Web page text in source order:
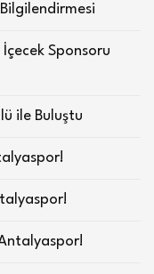
Sponsoru
ile Buluştu